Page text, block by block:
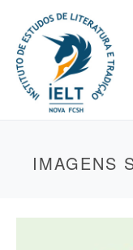
IMAGENS